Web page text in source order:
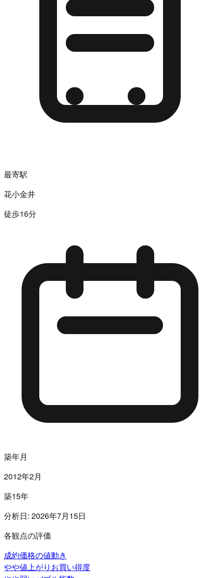
最寄駅
花小金井
徒歩16分
築年月
2012年2月
築15年
分析日: 2026年7月15日
各観点の評価
成約価格の値動き
やや値上がり お買い得度